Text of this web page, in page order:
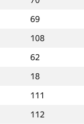
69
108
62
18
111
112